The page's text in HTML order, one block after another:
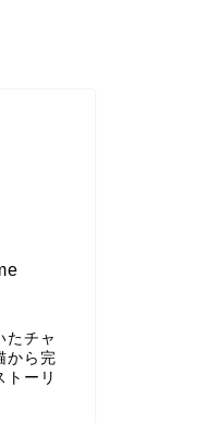
たチャ
から完
トーリ